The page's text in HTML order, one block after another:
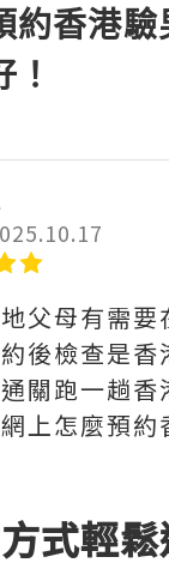
約香港
父母有需要
後檢查是香
關跑一趟香
上怎麼預約
式輕